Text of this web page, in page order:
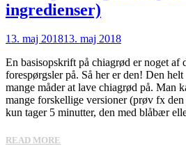
ingredienser)
13. maj 201813. maj 2018
En basisopskrift på chiagrød er noget af
forespørgsler på. Så her er den! Den
mange måder at lave chiagrød på. Man
mange forskellige versioner (prøv fx
kun tager 5 minutter, den med blåbær
READ MORE